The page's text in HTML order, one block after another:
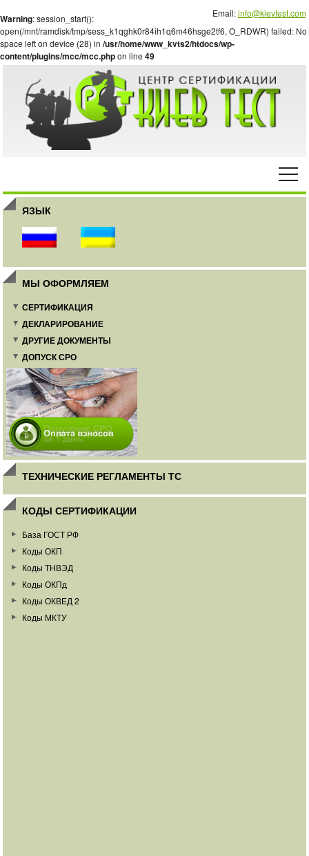
Warning: session_start():
open(/mnt/ramdisk/tmp/sess_k1qghk0r84ih1q6m46hsge2tf6, O_RDWR) failed: No
space left on device (28) in /usr/home/www_kvts2/htdocs/wp-
content/plugins/mcc/mcc.phpon line 49
Email:info@kievtest.com
ЯЗЫК
МЫ ОФОРМЛЯЕМ
СЕРТИФИКАЦИЯ
ДЕКЛАРИРОВАНИЕ
ДРУГИЕ ДОКУМЕНТЫ
ДОПУСК СРО
ТЕХНИЧЕСКИЕ РЕГЛАМЕНТЫ ТС
КОДЫ СЕРТИФИКАЦИИ
База ГОСТ РФ
Коды ОКП
Коды ТНВЭД
Коды ОКПд
Коды ОКВЕД 2
Коды МКТУ